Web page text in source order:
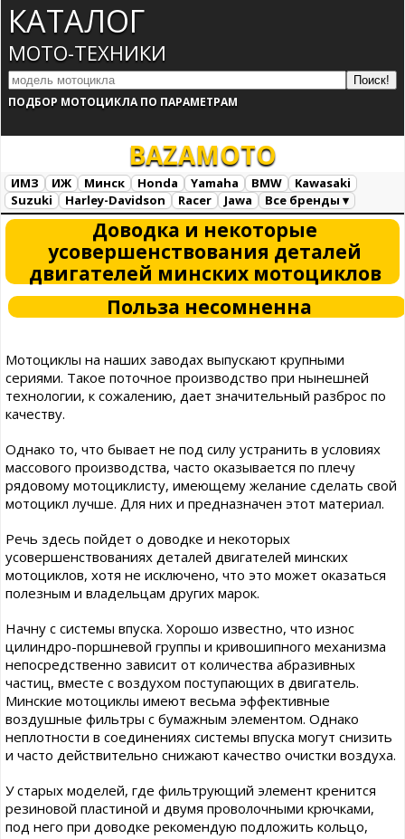
КАТАЛОГ
МОТО-ТЕХНИКИ
ПОДБОР МОТОЦИКЛА ПО ПАРАМЕТРАМ
BAZAMOTO
ИМЗ ИЖ Минск Honda Yamaha BMW
Kawasaki
Suzuki
Harley-Davidson Racer Jawa
Все бренды ▾
Все марки
Загрузка...
Доводка и некоторые
усовершенствования деталей
двигателей минских мотоциклов
Польза несомненна
Мотоциклы на наших заводах выпускают крупными
сериями. Такое поточное производство при нынешней
технологии, к сожалению, дает значительный разброс по
качеству.
Однако то, что бывает не под силу устранить в условиях
массового производства, часто оказывается по плечу
рядовому мотоциклисту, имеющему желание сделать свой
мотоцикл лучше. Для них и предназначен этот материал.
Речь здесь пойдет о доводке и некоторых
усовершенствованиях деталей двигателей минских
мотоциклов, хотя не исключено, что это может оказаться
полезным и владельцам других марок.
Начну с системы впуска. Хорошо известно, что износ
цилиндро-поршневой группы и кривошипного механизма
непосредственно зависит от количества абразивных
частиц, вместе с воздухом поступающих в двигатель.
Минские мотоциклы имеют весьма эффективные
воздушные фильтры с бумажным элементом. Однако
неплотности в соединениях системы впуска могут снизить
и часто действительно снижают качество очистки воздуха.
У старых моделей, где фильтрующий элемент кренится
резиновой пластиной и двумя проволочными крючками,
под него при доводке рекомендую подложить кольцо,